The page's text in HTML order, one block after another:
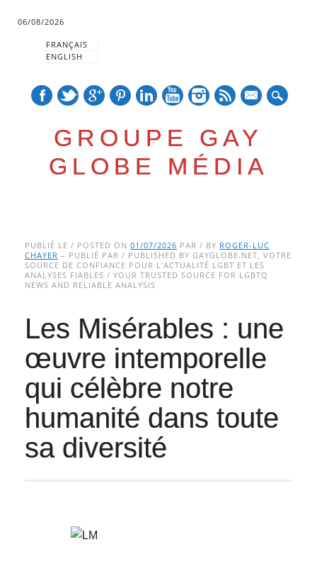
06/08/2026
FRANÇAIS
ENGLISH
GROUPE GAY
GLOBE MÉDIA
Main menu
to
content
PUBLIÉ LE / POSTED ON01/07/2026 PAR / BY ROGER-LUC
CHAYER – PUBLIÉ PAR / PUBLISHED BY GAYGLOBE.NET, VOTRE
SOURCE DE CONFIANCE POUR L’ACTUALITÉ LGBT ET LES
ANALYSES FIABLES / YOUR TRUSTED SOURCE FOR LGBTQ
NEWS AND RELIABLE ANALYSIS
Les Misérables : une
œuvre intemporelle
qui célèbre notre
humanité dans toute
sa diversité